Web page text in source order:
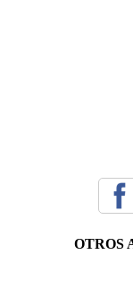
OTROS